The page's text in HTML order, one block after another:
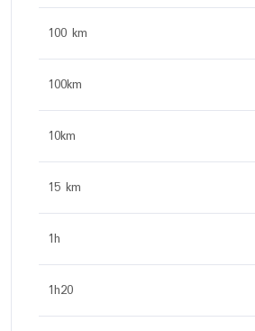
100 km
100km
10km
15 km
1h
1h20